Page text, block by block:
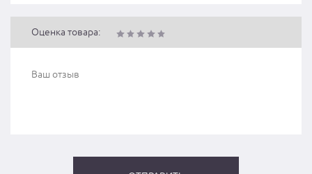
Оценка товара: